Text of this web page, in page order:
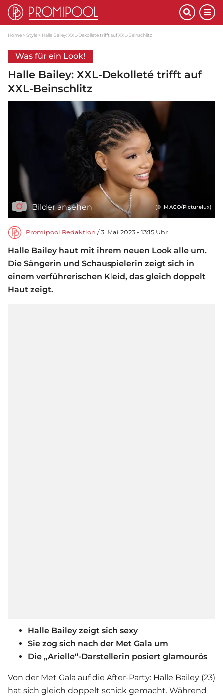
Home Style Halle Bailey: XXL-Dekolleté trifft auf XXL-Beinschlitz
Was für ein Look!
Halle Bailey: XXL-Dekolleté trifft auf
XXL-Beinschlitz
Bilder ansehen (© IMAGO/Picturelux)
Promipool Redaktion / 3. Mai 2023 - 13:15 Uhr
Halle Bailey haut mit ihrem neuen Look alle um.
Die Sängerin und Schauspielerin zeigt sich in
einem verführerischen Kleid, das gleich doppelt
Haut zeigt.
Halle Bailey zeigt sich sexy
Sie zog sich nach der Met Gala um
Die „Arielle“-Darstellerin posiert glamourös
Von der Met Gala auf die After-Party: Halle Bailey (23)
hat sich gleich doppelt schick gemacht. Während